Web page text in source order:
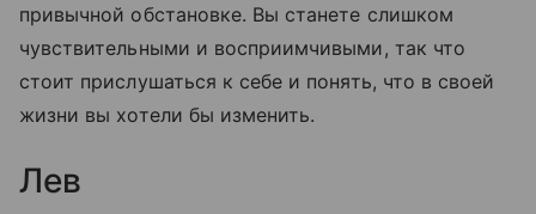
привычной обстановке. Вы станете слишком
чувствительными и восприимчивыми, так что
стоит прислушаться к себе и понять, что в своей
жизни вы хотели бы изменить.
Лев